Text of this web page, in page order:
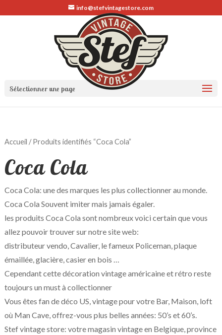
info@stefvintagestore.com
Sélectionner une page
Accueil / Produits identifiés “Coca Cola”
Coca Cola
Coca Cola: une des marques les plus collectionner au monde.
Coca Cola Souvent imiter mais jamais égaler.
les produits Coca Cola sont nombreux voici certain que vous
allez pouvoir trouver sur notre site web:
distributeur vendo, Cavalier, le fameux Policeman, plaque
émaillée, glacière, casier en bois …
Cependant cette décoration vintage américaine et rétro reste
toujours un must à collectionner
Vous êtes fan de déco US, vintage pour votre Bar, Maison, loft
où Man Cave, offrez-vous plus belles années: 50’s et 60’s.
Stef vintage store: votre magasin vintage en Belgique, province